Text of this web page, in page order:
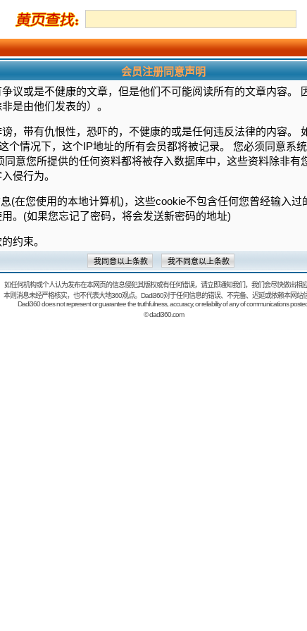
会员注册同意声明
议或是不健康的文章，但是他们不可能阅读所有的文章内容。
是由他们发表的）。
，带有仇恨性，恐吓的，不健康的或是任何违反法律的内容。
个情况下，这个IP地址的所有会员都将被记录。 您必须同意系
意您所提供的任何资料都将被存入数据库中，这些资料除非
侵行为。
(在您使用的本地计算机)，这些cookie不包含任何您曾经输入
。(如果您忘记了密码，将会发送新密码的地址)
约束。
如任何机构或个人认为发布在本网页的信息侵犯其版权或有任何错误，请立即通知我们，我们会尽快做出相
本则消息未经严格核实，也不代表大地360观点。Dadi360对于任何信息的错误、不完备、迟延或依赖本网站
Dadi360 does not represent or guarantee the truthfulness, accuracy, or reliability of any of communications
©dadi360.com